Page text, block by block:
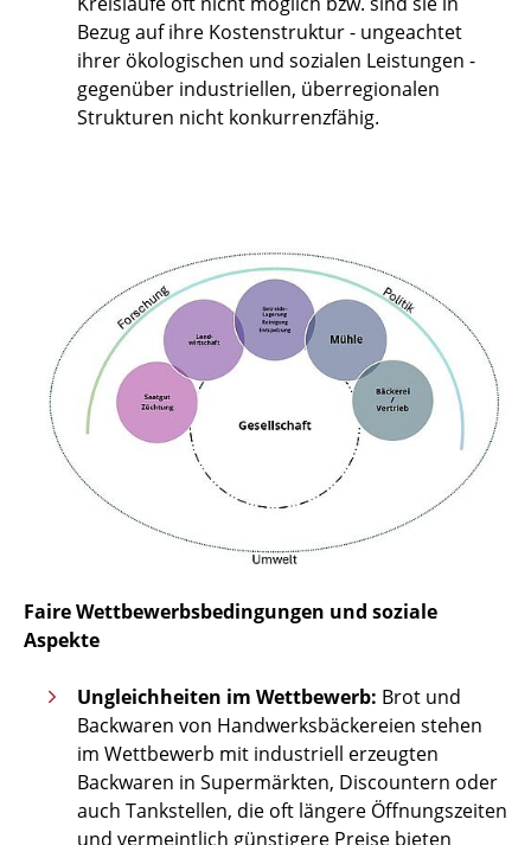
Bezug auf ihre Kostenstruktur - ungeachtet
ihrer ökologischen und sozialen Leistungen -
gegenüber industriellen, überregionalen
Strukturen nicht konkurrenzfähig.
Faire Wettbewerbsbedingungen und soziale
Aspekte
Ungleichheiten im Wettbewerb: Brot und
Backwaren von Handwerksbäckereien stehen
im Wettbewerb mit industriell erzeugten
Backwaren in Supermärkten, Discountern oder
auch Tankstellen, die oft längere Öffnungszeiten
und vermeintlich günstigere Preise bieten